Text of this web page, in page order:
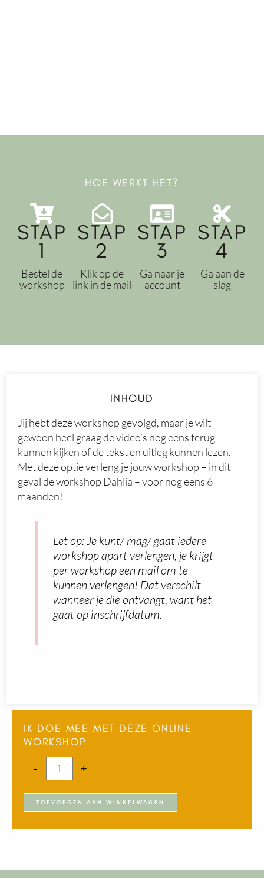
HOE WERKT HET?
STAP
1
Bestel de
workshop
STAP
2
Klik op de
link in de mail
STAP
3
Ga naar je
account
STAP
4
Ga aan de
slag
INHOUD
Jij hebt deze workshop gevolgd, maar je wilt
gewoon heel graag de video’s nog eens terug
kunnen kijken of de tekst en uitleg kunnen lezen.
Met deze optie verleng je jouw workshop – in dit
geval de workshop Dahlia – voor nog eens 6
maanden!
Let op: Je kunt/ mag/ gaat iedere
workshop apart verlengen, je krijgt
per workshop een mail om te
kunnen verlengen! Dat verschilt
wanneer je die ontvangt, want het
gaat op inschrijfdatum.
IK DOE MEE MET DEZE ONLINE
WORKSHOP
-
Verlengen
toegang
workshop
+
TOEVOEGEN AAN WINKELWAGEN